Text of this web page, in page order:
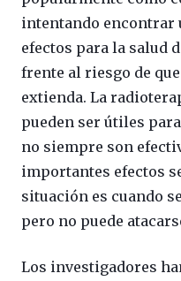
intentando
efectos para la salud
frente al riesgo de
extienda. La
pueden ser útiles
no siempre son
importantes efectos
situación es cuando
pero no puede
Los investigadores